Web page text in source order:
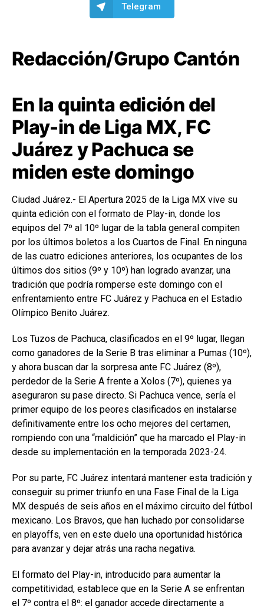
Telegram
Redacción/Grupo Cantón
En la quinta edición del
Play-in de Liga MX, FC
Juárez y Pachuca se
miden este domingo
Ciudad Juárez.- El Apertura 2025 de la Liga MX vive su
quinta edición con el formato de Play-in, donde los
equipos del 7º al 10º lugar de la tabla general compiten
por los últimos boletos a los Cuartos de Final. En ninguna
de las cuatro ediciones anteriores, los ocupantes de los
últimos dos sitios (9º y 10º) han logrado avanzar, una
tradición que podría romperse este domingo con el
enfrentamiento entre FC Juárez y Pachuca en el Estadio
Olímpico Benito Juárez.
Los Tuzos de Pachuca, clasificados en el 9º lugar, llegan
como ganadores de la Serie B tras eliminar a Pumas (10º),
y ahora buscan dar la sorpresa ante FC Juárez (8º),
perdedor de la Serie A frente a Xolos (7º), quienes ya
aseguraron su pase directo. Si Pachuca vence, sería el
primer equipo de los peores clasificados en instalarse
definitivamente entre los ocho mejores del certamen,
rompiendo con una “maldición” que ha marcado el Play-in
desde su implementación en la temporada 2023-24.
Por su parte, FC Juárez intentará mantener esta tradición y
conseguir su primer triunfo en una Fase Final de la Liga
MX después de seis años en el máximo circuito del fútbol
mexicano. Los Bravos, que han luchado por consolidarse
en playoffs, ven en este duelo una oportunidad histórica
para avanzar y dejar atrás una racha negativa.
El formato del Play-in, introducido para aumentar la
competitividad, establece que en la Serie A se enfrentan
el 7º contra el 8º: el ganador accede directamente a